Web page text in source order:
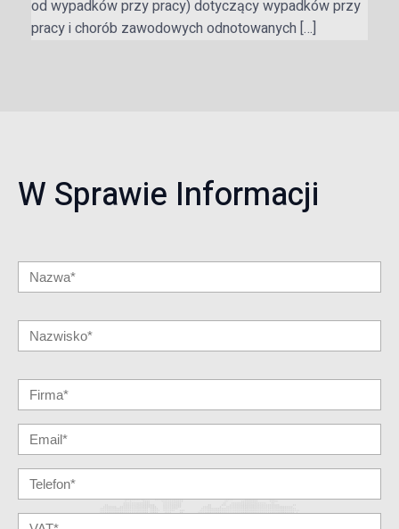
od wypadków przy pracy) dotyczący wypadków przy
pracy i chorób zawodowych odnotowanych […]
W Sprawie Informacji